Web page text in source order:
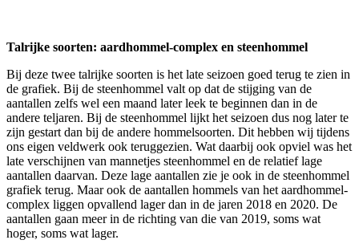
Talrijke soorten: aardhommel-complex en steenhommel
Bij deze twee talrijke soorten is het late seizoen goed terug te zien in
de grafiek. Bij de steenhommel valt op dat de stijging van de
aantallen zelfs wel een maand later leek te beginnen dan in de
andere teljaren. Bij de steenhommel lijkt het seizoen dus nog later te
zijn gestart dan bij de andere hommelsoorten. Dit hebben wij tijdens
ons eigen veldwerk ook teruggezien. Wat daarbij ook opviel was het
late verschijnen van mannetjes steenhommel en de relatief lage
aantallen daarvan. Deze lage aantallen zie je ook in de steenhommel
grafiek terug. Maar ook de aantallen hommels van het aardhommel-
complex liggen opvallend lager dan in de jaren 2018 en 2020. De
aantallen gaan meer in de richting van die van 2019, soms wat
hoger, soms wat lager.